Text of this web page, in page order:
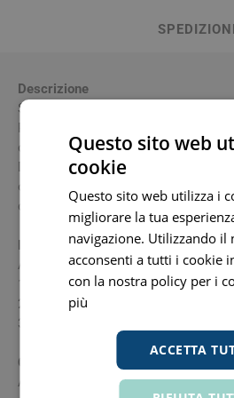
Descrizione
Siero occhi.
Ringiovanisce lo sguardo.
contorno occhi.
Dermatologicamente testato su
occhi sensibili e su tutti i tipi
controllo oftalmologico.
Modalità d'uso
Applicare due volte al giorno.
1. Eseguire movimenti circolari.
2. Distendere la pelle e applicare nel
3. Fare pressione su 10 punti chiave.
Componenti
Aqua (water), glycerin,
Questo sito web
cookie
Questo sito web utilizza i
migliorare la tua
navigazione. Utilizzando il
acconsenti a tutti i cookie
con la nostra policy per i
più
ACCETTA